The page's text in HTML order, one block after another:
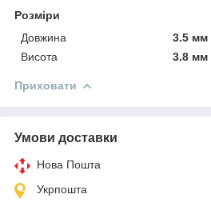
Розміри
Довжина
3.5 мм
Висота
3.8 мм
Приховати
Умови доставки
Нова Пошта
Укрпошта